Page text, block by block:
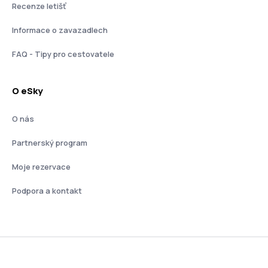
Recenze letišť
Informace o zavazadlech
FAQ - Tipy pro cestovatele
O eSky
O nás
Partnerský program
Moje rezervace
Podpora a kontakt